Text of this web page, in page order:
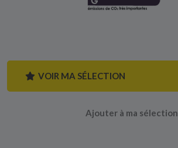
VOIR MA SÉLECTION
Ajouter à ma sélection